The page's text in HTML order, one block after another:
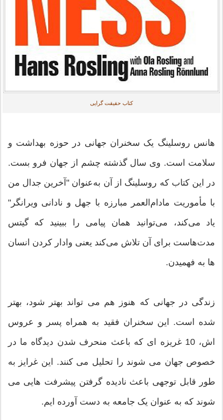
کتاب حقیقت گرایی
هانس روسلینگ یک سخنران جهانی در حوزه بهداشت و
سلامت است. وی سال گذشته چشم از جهان فرو بست.
در این کتاب که روسلینگ از آن به‌عنوان "آخرین جدال من
با مأموریت مادام‌العمر مبارزه با جهل و نادانی ویرانگر"
یاد می‌کند، می‌توانید همان پیامی را ببینید که گیتس
مدت‌هاست برای آن تلاش می‌کند یعنی وادار کردن انسان
ها به فهمیدن.
زندگی در جهانی که هنوز هم می تواند بهتر شود، بهتر
شده است. این سخنران فقید به همراه پسر و عروس
اش، 10 غریزه ای که باعث منحرف شدن دیدگاه ما در
خصوص جهان می شوند را تحلیل می کنند. این غرایز به
طور قابل توجهی باعث نادیده گرفتن پیشرفت هایی می
شوند که به عنوان یک جامعه به دست آورده ایم.